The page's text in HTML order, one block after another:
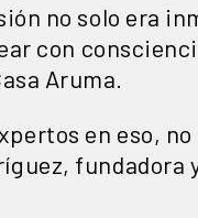
no solo era
con
Aruma.
en eso, no
fundadora